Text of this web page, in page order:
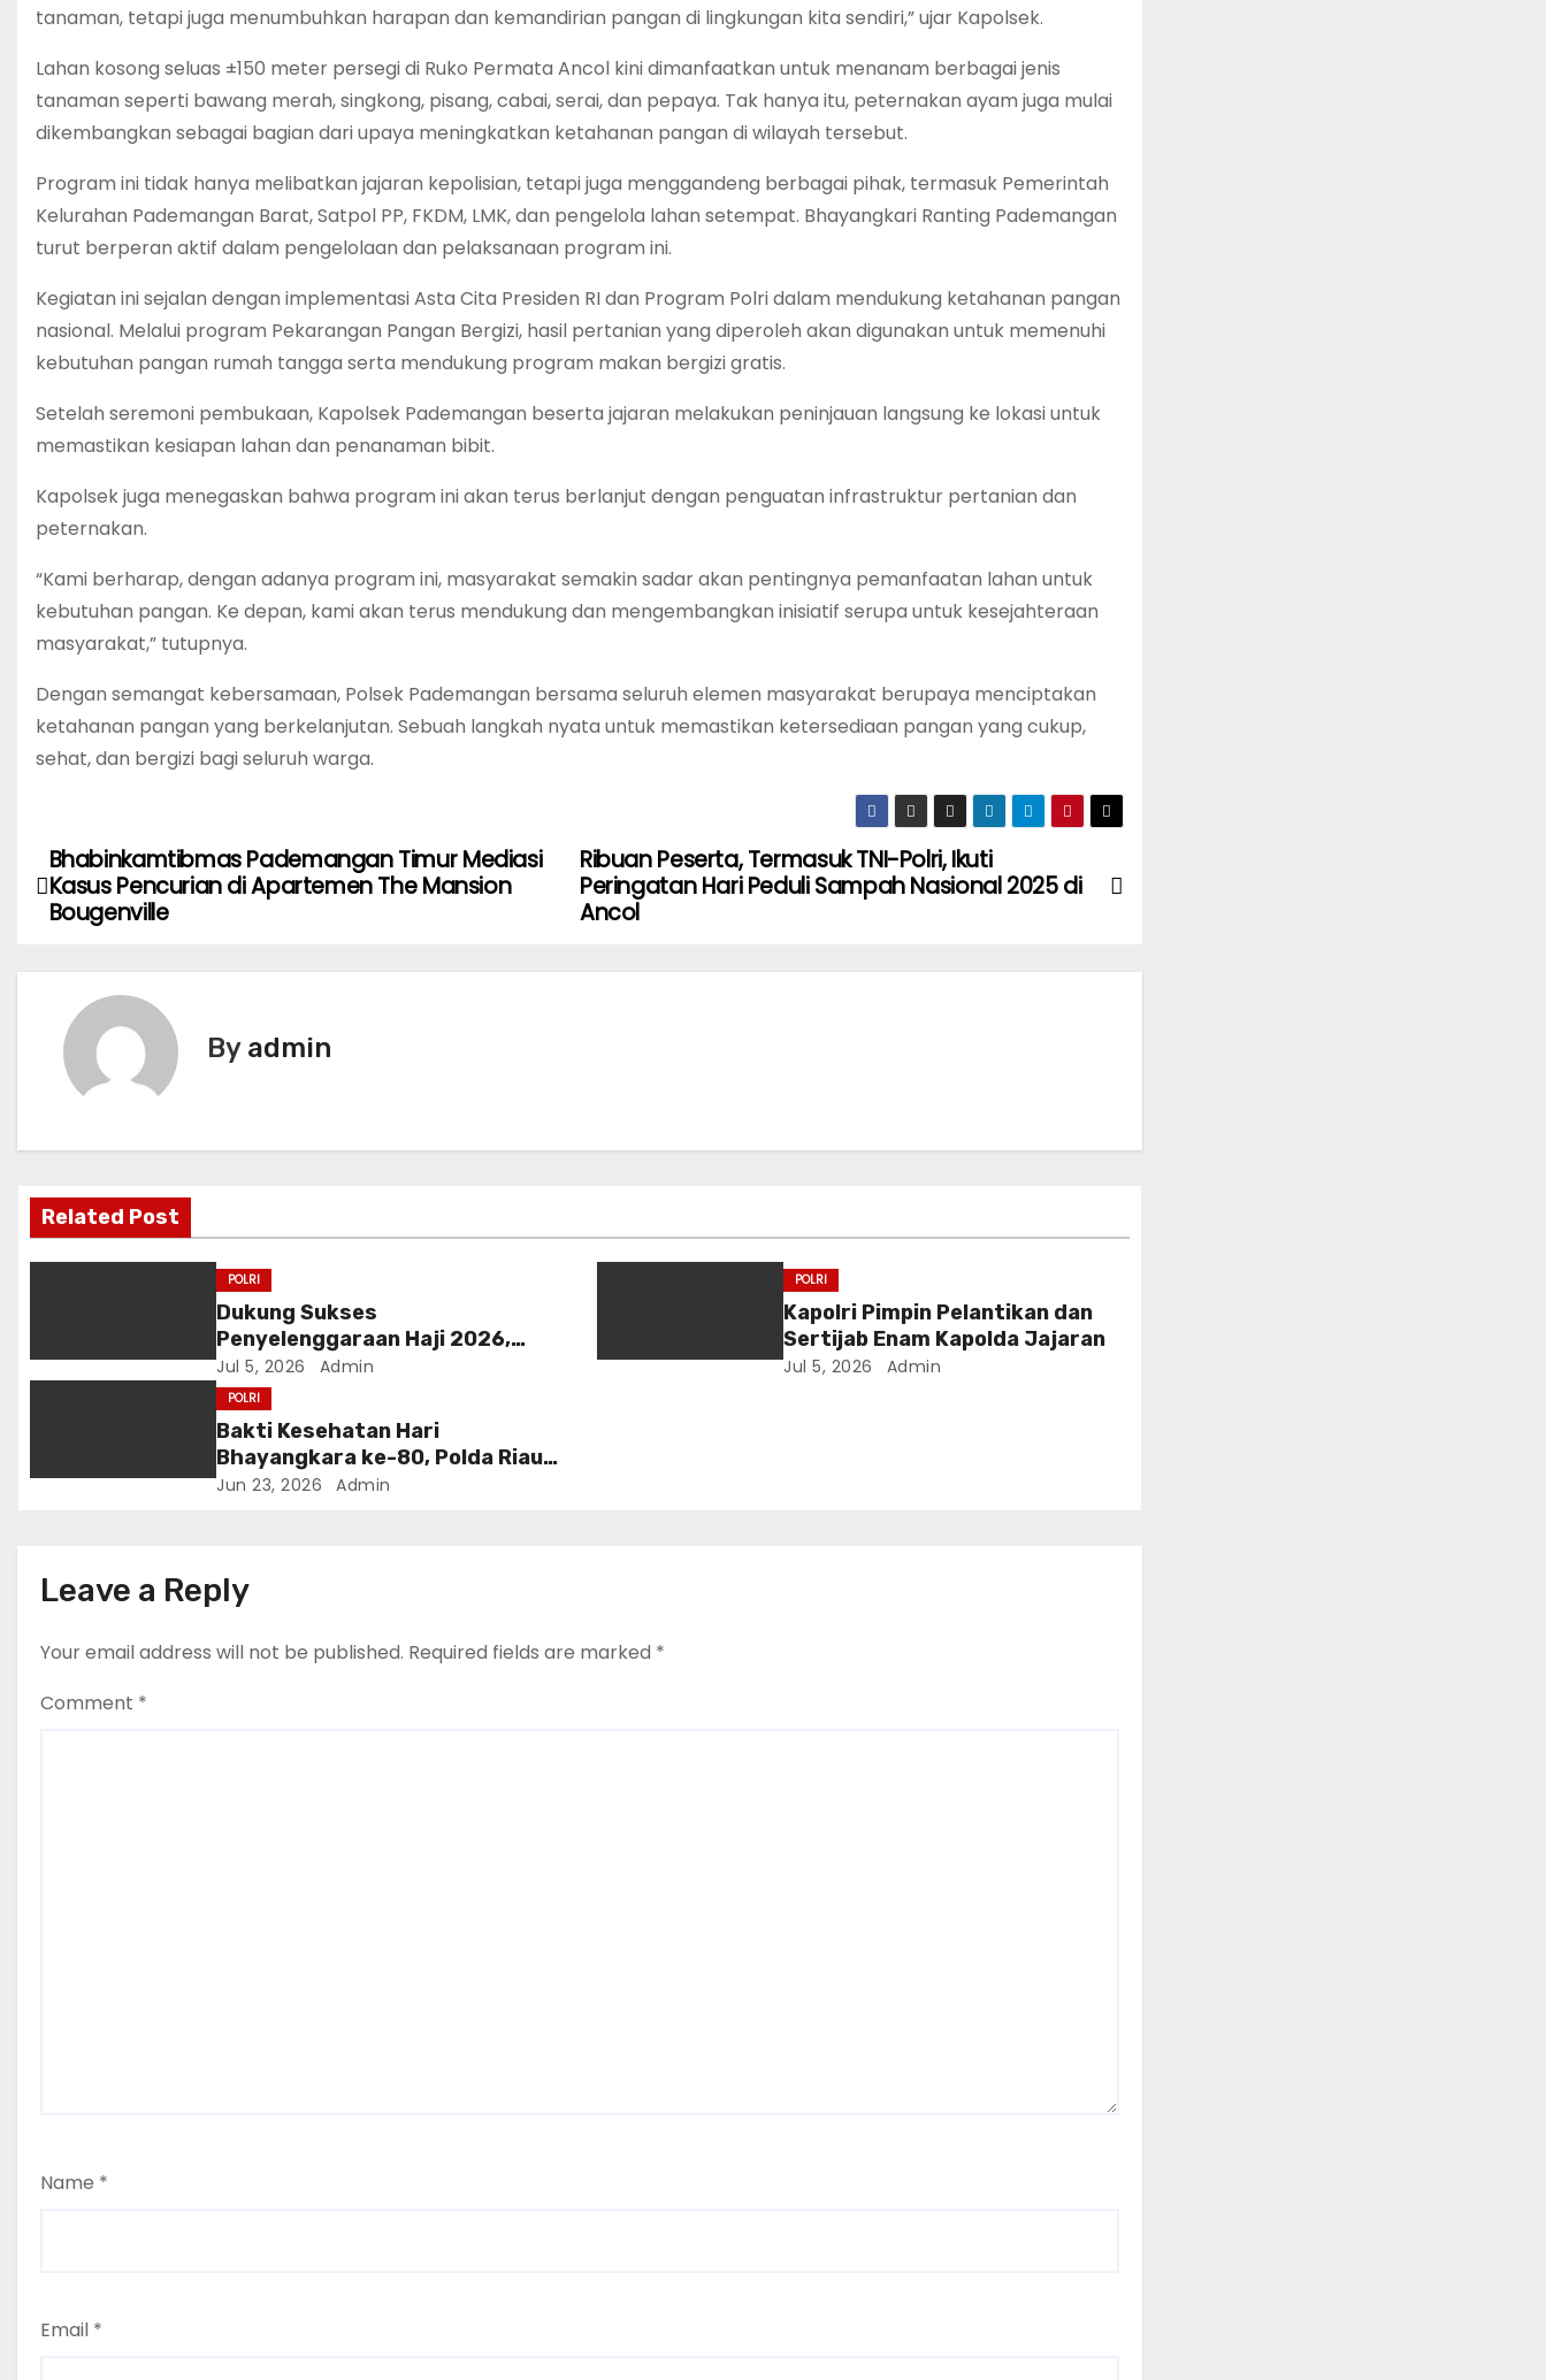
tanaman, tetapi juga menumbuhkan harapan dan kemandirian pangan di lingkungan kita sendiri,” ujar Kapolsek.
Lahan kosong seluas ±150 meter persegi di Ruko Permata Ancol kini dimanfaatkan untuk menanam berbagai jenis
tanaman seperti bawang merah, singkong, pisang, cabai, serai, dan pepaya. Tak hanya itu, peternakan ayam juga mulai
dikembangkan sebagai bagian dari upaya meningkatkan ketahanan pangan di wilayah tersebut.
Program ini tidak hanya melibatkan jajaran kepolisian, tetapi juga menggandeng berbagai pihak, termasuk Pemerintah
Kelurahan Pademangan Barat, Satpol PP, FKDM, LMK, dan pengelola lahan setempat. Bhayangkari Ranting Pademangan
turut berperan aktif dalam pengelolaan dan pelaksanaan program ini.
Kegiatan ini sejalan dengan implementasi Asta Cita Presiden RI dan Program Polri dalam mendukung ketahanan pangan
nasional. Melalui program Pekarangan Pangan Bergizi, hasil pertanian yang diperoleh akan digunakan untuk memenuhi
kebutuhan pangan rumah tangga serta mendukung program makan bergizi gratis.
Setelah seremoni pembukaan, Kapolsek Pademangan beserta jajaran melakukan peninjauan langsung ke lokasi untuk
memastikan kesiapan lahan dan penanaman bibit.
Kapolsek juga menegaskan bahwa program ini akan terus berlanjut dengan penguatan infrastruktur pertanian dan
peternakan.
“Kami berharap, dengan adanya program ini, masyarakat semakin sadar akan pentingnya pemanfaatan lahan untuk
kebutuhan pangan. Ke depan, kami akan terus mendukung dan mengembangkan inisiatif serupa untuk kesejahteraan
masyarakat,” tutupnya.
Dengan semangat kebersamaan, Polsek Pademangan bersama seluruh elemen masyarakat berupaya menciptakan
ketahanan pangan yang berkelanjutan. Sebuah langkah nyata untuk memastikan ketersediaan pangan yang cukup,
sehat, dan bergizi bagi seluruh warga.
P
o
v
i
g
t
Ribuan Peserta, Termasuk TNI-Polri, Ikuti
Peringatan Hari Peduli Sampah Nasional 2025 di
Ancol
Bhabinkamtibmas Pademangan Timur Mediasi
Kasus Pencurian di Apartemen The Mansion
Bougenville
By admin
Related Post
POLRI
Dukung Sukses
Penyelenggaraan Haji 2026,
Polri Terima Penghargaan dari
Kementerian Haji dan Umrah RI
Jul 5, 2026 Admin
POLRI
Kapolri Pimpin Pelantikan dan
Sertijab Enam Kapolda Jajaran
Jul 5, 2026 Admin
POLRI
Bakti Kesehatan Hari
Bhayangkara ke-80, Polda Riau
Gelar 14 Layanan Medis
Jun 23, 2026 Admin
Leave a Reply
Your email address will not be published. Required fields are marked *
Comment *
Name *
Email *